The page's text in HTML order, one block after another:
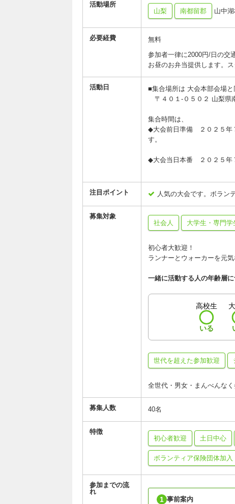
活動場所
山梨
南都留郡 山中
必要経費
無料
参加者一律に2000円/日の交
お昼のお弁当提供します。
活動日
■集合場所は 大会本部会場
〒４０１-０５０２ 山梨県
集合時間は、
◆大会前日準備 ２０２５
す。
◆大会当日本番 ２０２５年
注目ポイント 人気の大会です。ボラン
募集対象
社会人
大学生・専門学
初心者大歓迎！
ランナーとウォーカーを元
一緒に活動する人の年齢層
高校生
いる
世代を超えた参加歓迎
全世代・男女・まんべんな
募集人数 40名
特徴
初心者歓迎
土日中心
ボランティア保険団体加入
参加までの流
れ
1 事前案内